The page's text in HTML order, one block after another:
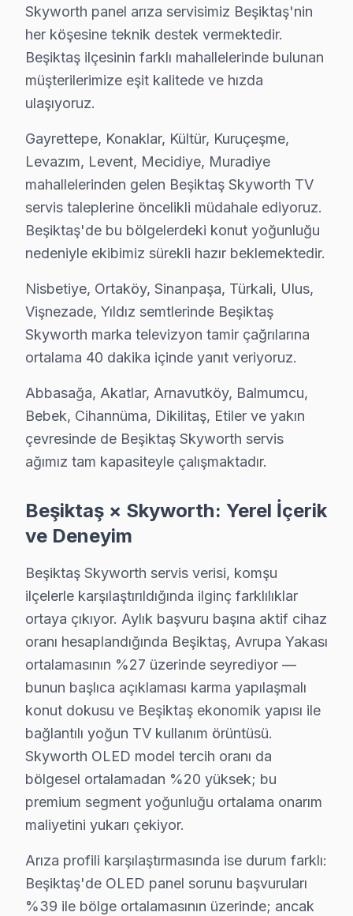
Bu sayfayla ilgili hizmet sayfaları:
↑ Beşiktaş TV Servis Merkezi
Beşiktaş Yakın İlçelerde Skyworth Servisi
· Arnavutköy Skyworth
· Avcılar Skyworth
· Bakırköy Skyworth
· Başakşehir Skyworth
· Bayrampaşa Skyworth
· Beylikdüzü Skyworth
Beşiktaş Diğer Marka Servisleri
· Beşiktaş Sony
· Beşiktaş Philips
· Beşiktaş Samsung
· Beşiktaş LG
· Beşiktaş Panasonic
· Beşiktaş Toshiba
Beşiktaş Skyworth Servis: En Çok Sorulan
Beşiktaş Skyworth LED TV tamirinde iki kritik bilgi:
Skyworth Televizyon Tamiri
✓ 15+ Yıl Deneyim
✓ Yazılı Garanti Belgesi
✓ Orijinal Yedek Parça
✓ Ücretsiz Arıza Tespiti
Skyworth panel arıza servisimiz Beşiktaş'nin
her köşesine teknik destek vermektedir.
Beşiktaş ilçesinin farklı mahallelerinde bulunan
müşterilerimize eşit kalitede ve hızda
ulaşıyoruz.
Gayrettepe, Konaklar, Kültür, Kuruçeşme,
Levazım, Levent, Mecidiye, Muradiye
mahallelerinden gelen Beşiktaş Skyworth TV
servis taleplerine öncelikli müdahale ediyoruz.
Beşiktaş'de bu bölgelerdeki konut yoğunluğu
nedeniyle ekibimiz sürekli hazır beklemektedir.
Nisbetiye, Ortaköy, Sinanpaşa, Türkali, Ulus,
Vişnezade, Yıldız semtlerinde Beşiktaş
Skyworth marka televizyon tamir çağrılarına
ortalama 40 dakika içinde yanıt veriyoruz.
Abbasağa, Akatlar, Arnavutköy, Balmumcu,
Bebek, Cihannüma, Dikilitaş, Etiler ve yakın
çevresinde de Beşiktaş Skyworth servis
ağımız tam kapasiteyle çalışmaktadır.
Beşiktaş × Skyworth: Yerel İçerik
ve Deneyim
Beşiktaş Skyworth servis verisi, komşu
ilçelerle karşılaştırıldığında ilginç farklılıklar
ortaya çıkıyor. Aylık başvuru başına aktif cihaz
oranı hesaplandığında Beşiktaş, Avrupa Yakası
ortalamasının %27 üzerinde seyrediyor —
bunun başlıca açıklaması karma yapılaşmalı
konut dokusu ve Beşiktaş ekonomik yapısı ile
bağlantılı yoğun TV kullanım örüntüsü.
Skyworth OLED model tercih oranı da
bölgesel ortalamadan %20 yüksek; bu
premium segment yoğunluğu ortalama onarım
maliyetini yukarı çekiyor.
Arıza profili karşılaştırmasında ise durum farklı:
Beşiktaş'de OLED panel sorunu başvuruları
%39 ile bölge ortalamasının üzerinde; ancak